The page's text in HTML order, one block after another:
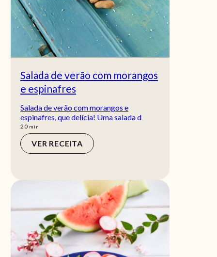
Salada de verão com morangos
e espinafres
Salada de verão com morangos e
espinafres, que delícia! Uma salada d
20min
min
VER RECEITA